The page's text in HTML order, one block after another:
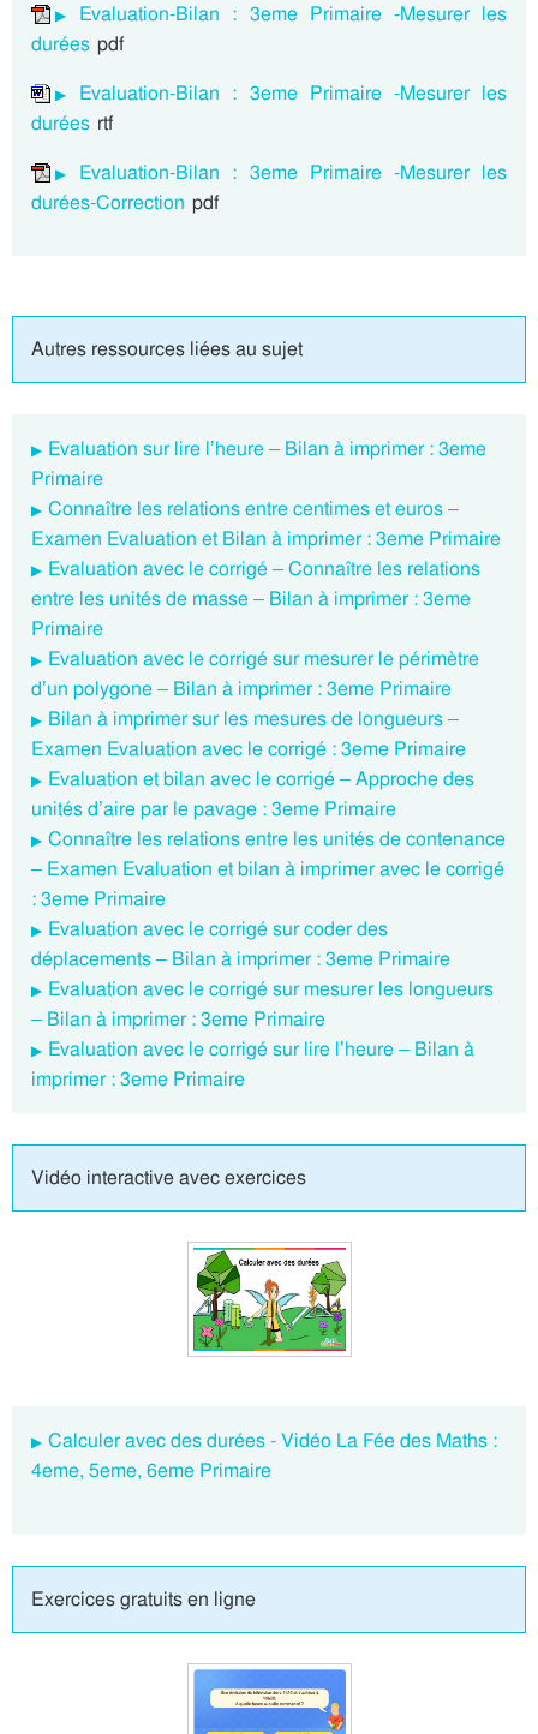
Evaluation-Bilan : 3eme Primaire -Mesurer les
durées pdf
Evaluation-Bilan : 3eme Primaire -Mesurer les
durées rtf
Evaluation-Bilan : 3eme Primaire -Mesurer les
durées-Correction pdf
Autres ressources liées au sujet
Evaluation sur lire l’heure – Bilan à imprimer : 3eme
Primaire
Connaître les relations entre centimes et euros –
Examen Evaluation et Bilan à imprimer : 3eme Primaire
Evaluation avec le corrigé – Connaître les relations
entre les unités de masse – Bilan à imprimer : 3eme
Primaire
Evaluation avec le corrigé sur mesurer le périmètre
d’un polygone – Bilan à imprimer : 3eme Primaire
Bilan à imprimer sur les mesures de longueurs –
Examen Evaluation avec le corrigé : 3eme Primaire
Evaluation et bilan avec le corrigé – Approche des
unités d’aire par le pavage : 3eme Primaire
Connaître les relations entre les unités de contenance
– Examen Evaluation et bilan à imprimer avec le corrigé
: 3eme Primaire
Evaluation avec le corrigé sur coder des
déplacements – Bilan à imprimer : 3eme Primaire
Evaluation avec le corrigé sur mesurer les longueurs
– Bilan à imprimer : 3eme Primaire
Evaluation avec le corrigé sur lire l’heure – Bilan à
imprimer : 3eme Primaire
Vidéo interactive avec exercices
Calculer avec des durées - Vidéo La Fée des Maths :
4eme, 5eme, 6eme Primaire
Exercices gratuits en ligne